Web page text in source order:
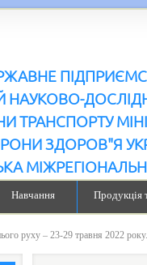
НАУКОВО-
ТРАНСПОРТУ
ЗДОРОВ"Я
Навчання Продукція
руху – 23-29 травня 2022